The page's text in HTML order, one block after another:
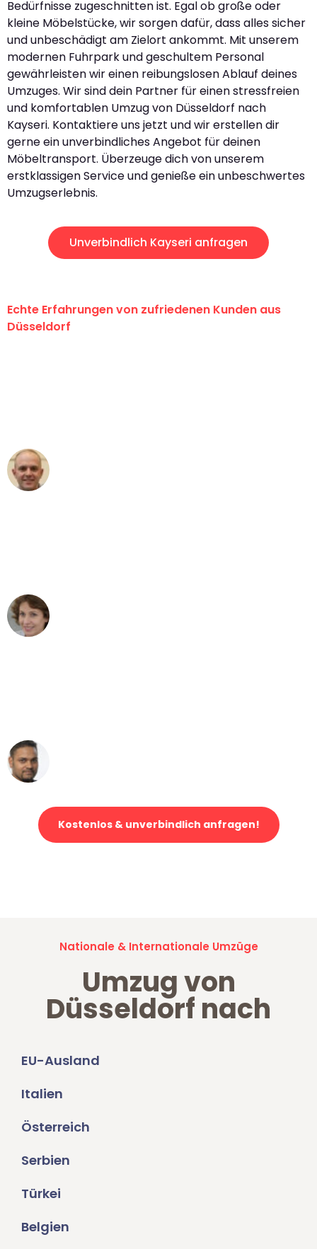
Bedürfnisse zugeschnitten ist. Egal ob große oder
kleine Möbelstücke, wir sorgen dafür, dass alles sicher
und unbeschädigt am Zielort ankommt. Mit unserem
modernen Fuhrpark und geschultem Personal
gewährleisten wir einen reibungslosen Ablauf deines
Umzuges. Wir sind dein Partner für einen stressfreien
und komfortablen Umzug von Düsseldorf nach
Kayseri. Kontaktiere uns jetzt und wir erstellen dir
gerne ein unverbindliches Angebot für deinen
Möbeltransport. Überzeuge dich von unserem
erstklassigen Service und genieße ein unbeschwertes
Umzugserlebnis.
Unverbindlich Kayseri anfragen
Echte Erfahrungen von zufriedenen Kunden aus
Düsseldorf
Kostenlos & unverbindlich anfragen!
Nationale & Internationale Umzüge
Umzug von
Düsseldorf nach
EU-Ausland
Italien
Österreich
Serbien
Türkei
Belgien